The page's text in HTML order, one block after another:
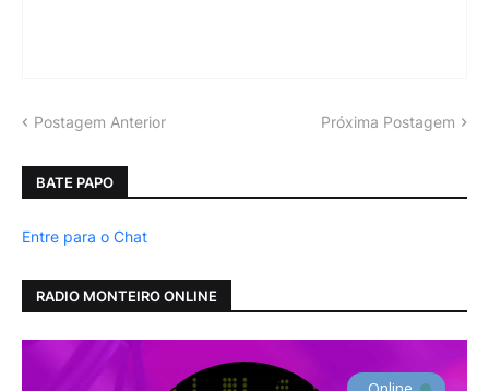
Postagem Anterior Próxima Postagem
BATE PAPO
Entre para o Chat
RADIO MONTEIRO ONLINE